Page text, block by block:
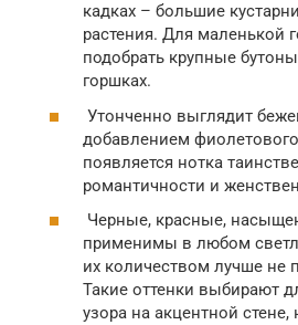
кадках – большие
растения. Для маленькой
подобрать крупные
горшках.
Утонченно выглядит
добавлением
появляется нотка
романтичности и
Черные, красные,
применимы в любом
их количеством лучше не
Такие оттенки выбирают
узора на акцентной стене,